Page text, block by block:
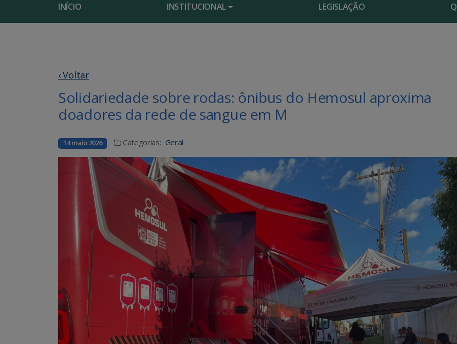
INÍCIO INSTITUCIONAL LEGISLAÇÃO
‹ Voltar
Solidariedade sobre rodas: ônibus do Hemosul aproxima
doadores da rede de sangue em M
14 maio 2026 Categorias: Geral